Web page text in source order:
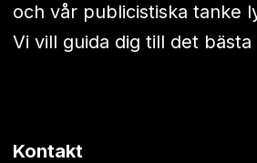
och vår publicistiska tanke
Vi vill guida dig till det bästa
Kontakt